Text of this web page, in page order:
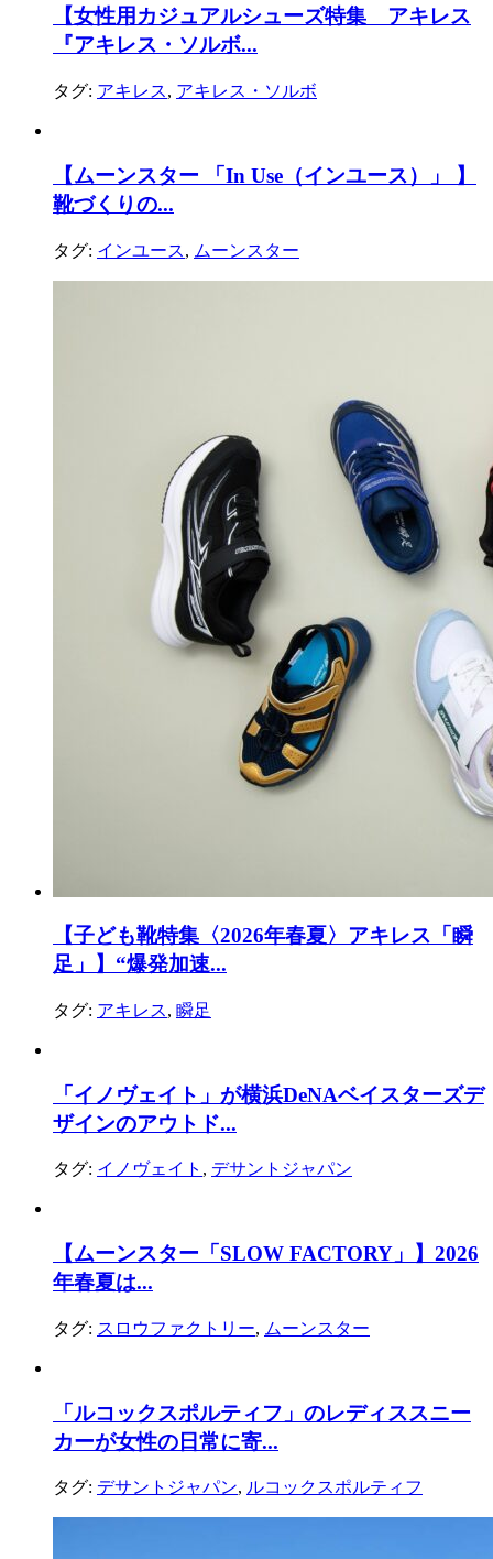
【女性用カジュアルシューズ特集 アキレス
『アキレス・ソルボ...
タグ: アキレス, アキレス・ソルボ
【ムーンスター 「In Use（インユース）」 】
靴づくりの...
タグ: インユース, ムーンスター
【子ども靴特集〈2026年春夏〉アキレス「瞬
足」】“爆発加速...
タグ: アキレス, 瞬足
「イノヴェイト」が横浜DeNAベイスターズデ
ザインのアウトド...
タグ: イノヴェイト , デサントジャパン
【ムーンスター「SLOW FACTORY」】2026
年春夏は...
タグ: スロウファクトリー, ムーンスター
「ルコックスポルティフ」のレディススニー
カーが女性の日常に寄...
タグ: デサントジャパン, ルコックスポルティフ